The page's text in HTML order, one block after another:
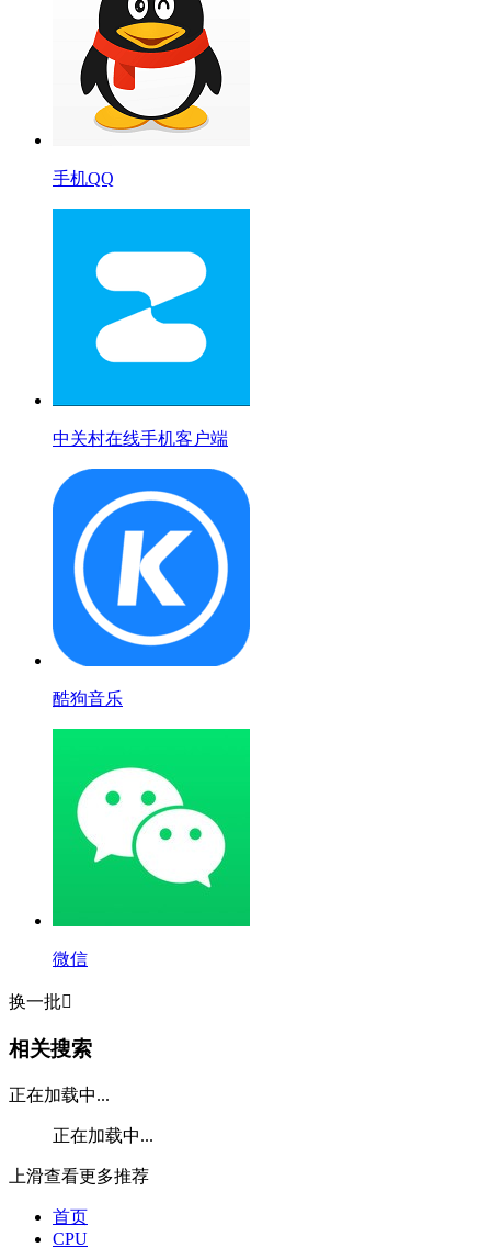
手机QQ
中关村在线手机客户端
酷狗音乐
微信
换一批
相关搜索
正在加载中...
正在加载中...
上滑查看更多推荐
首页
CPU